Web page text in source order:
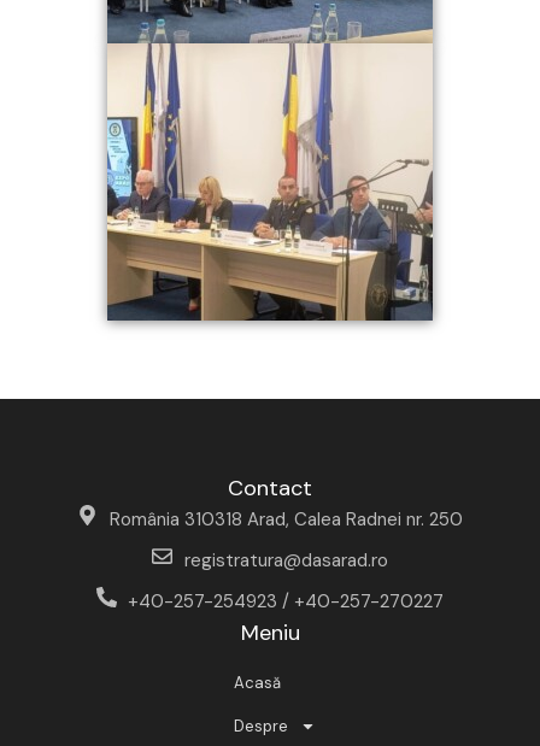
Contact
România 310318 Arad, Calea Radnei nr. 250
registratura@dasarad.ro
+40-257-254923 / +40-257-270227
Meniu
Acasă
Despre